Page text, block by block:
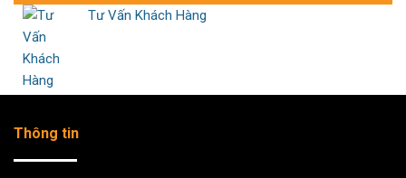
Tư Vấn Khách Hàng
Thông tin